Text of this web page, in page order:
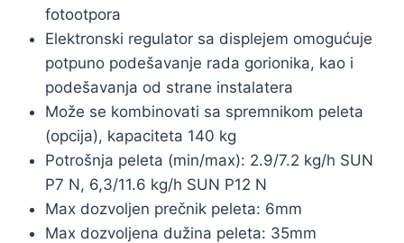
fotootpora
Elektronski regulator sa displejem omogućuje
potpuno podešavanje rada gorionika, kao i
podešavanja od strane instalatera
Može se kombinovati sa spremnikom peleta
(opcija), kapaciteta 140 kg
Potrošnja peleta (min/max): 2.9/7.2 kg/h SUN
P7 N, 6,3/11.6 kg/h SUN P12 N
Max dozvoljen prečnik peleta: 6mm
Max dozvoljena dužina peleta: 35mm